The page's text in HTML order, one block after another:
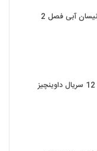
دانلود سریال نیسان آبی فصل 2